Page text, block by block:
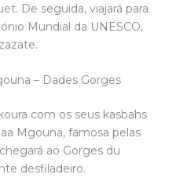
De seguida, viajará para
Mundial da UNESCO,
– Dades Gorges
com os seus kasbahs
Mgouna, famosa pelas
ao Gorges du
desfiladeiro.